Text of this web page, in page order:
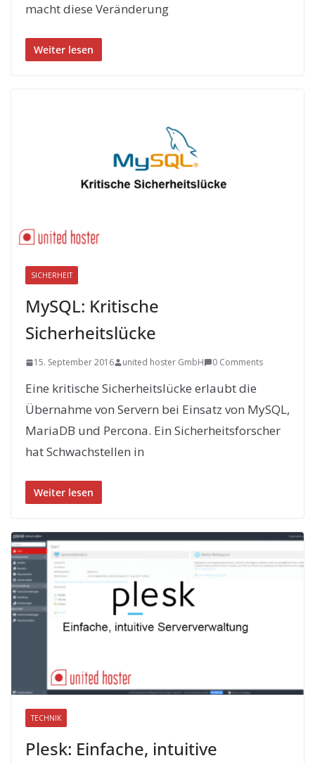
macht diese Veränderung
Weiter lesen
SICHERHEIT
MySQL: Kritische
Sicherheitslücke
15. September 2016 united hoster GmbH 0 Comments
Eine kritische Sicherheitslücke erlaubt die
Übernahme von Servern bei Einsatz von MySQL,
MariaDB und Percona. Ein Sicherheitsforscher
hat Schwachstellen in
Weiter lesen
TECHNIK
Plesk: Einfache, intuitive